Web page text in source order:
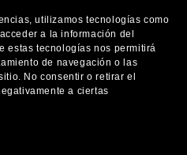
utilizamos tecnologías como
a la información del
estas tecnologías nos permitirá
de navegación o las
No consentir o retirar el
a ciertas
Legal
privacidad
de cookies